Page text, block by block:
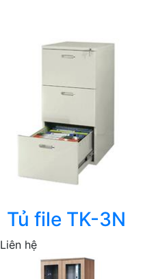
Tủ file TK-3N
Liên hệ